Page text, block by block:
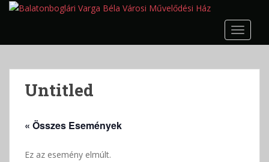
p
Untitled
« Összes Események
Ez az esemény elmúlt.